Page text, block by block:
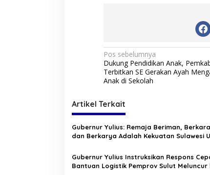
N
a
v
i
g
a
s
i
p
Pos sebelumnya
Dukung Pendidikan Anak,
Terbitkan SE Gerakan Ayah
Anak di Sekolah
Artikel Terkait
Gubernur Yulius: Remaja Beriman,
dan Berkarya Adalah Kekuatan Sulawesi
Gubernur Yulius Instruksikan Respons
Bantuan Logistik Pemprov Sulut Meluncur